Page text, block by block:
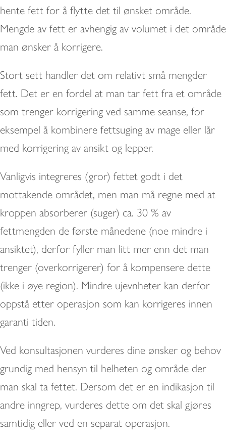
hente fett for å flytte det til ønsket område.
Mengde av fett er avhengig av volumet i det område
man ønsker å korrigere.
Stort sett handler det om relativt små mengder
fett. Det er en fordel at man tar fett fra et område
som trenger korrigering ved samme seanse, for
eksempel å kombinere fettsuging av mage eller lår
med korrigering av ansikt og lepper.
Vanligvis integreres (gror) fettet godt i det
mottakende området, men man må regne med at
kroppen absorberer (suger) ca. 30 % av
fettmengden de første månedene (noe mindre i
ansiktet), derfor fyller man litt mer enn det man
trenger (overkorrigerer) for å kompensere dette
(ikke i øye region). Mindre ujevnheter kan derfor
oppstå etter operasjon som kan korrigeres innen
garanti tiden.
Ved konsultasjonen vurderes dine ønsker og behov
grundig med hensyn til helheten og område der
man skal ta fettet. Dersom det er en indikasjon til
andre inngrep, vurderes dette om det skal gjøres
samtidig eller ved en separat operasjon.